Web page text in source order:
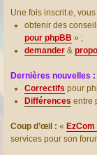
Une fois inscrit.e,
obtenir des
pour phpBB » ;
demander &
Dernières nouvelles :
Correctifs pour
Différences entre
Coup d’œil : «
services pour son